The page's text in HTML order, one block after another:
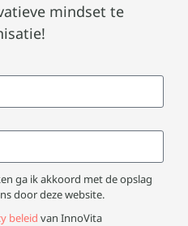
mindset te
ga ik akkoord met de opslag
door deze website.
beleid van InnoVita